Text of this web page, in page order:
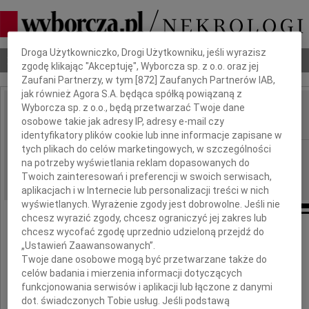
Nekrologi Odeszli Poradnik pogrzebowy
IMIĘ I NAZWISKO: Marcin Rychlewski
REGION: Poznań
DATA EMISJI: 16.11.2019
Ze smutkiem zawiadamiamy,
że dnia 14 listopada 2019 roku zmarł
prof. UAM dr hab.
Dbamy o Twoją prywatność
Droga Użytkowniczko, Drogi Użytkowniku, jeśli wyrazisz
zgodę klikając "Akceptuję", Wyborcza sp. z o.o. oraz jej
Zaufani Partnerzy, w tym [872] Zaufanych Partnerów IAB,
jak również Agora S.A. będąca spółką powiązaną z
Wyborcza sp. z o.o., będą przetwarzać Twoje dane
osobowe takie jak adresy IP, adresy e-mail czy
identyfikatory plików cookie lub inne informacje zapisane w
tych plikach do celów marketingowych, w szczególności
na potrzeby wyświetlania reklam dopasowanych do
Twoich zainteresowań i preferencji w swoich serwisach,
aplikacjach i w Internecie lub personalizacji treści w nich
wyświetlanych. Wyrażenie zgody jest dobrowolne. Jeśli nie
chcesz wyrazić zgody, chcesz ograniczyć jej zakres lub
chcesz wycofać zgodę uprzednio udzieloną przejdź do
„Ustawień Zaawansowanych”.
Twoje dane osobowe mogą być przetwarzane także do
celów badania i mierzenia informacji dotyczących
funkcjonowania serwisów i aplikacji lub łączone z danymi
dot. świadczonych Tobie usług. Jeśli podstawą